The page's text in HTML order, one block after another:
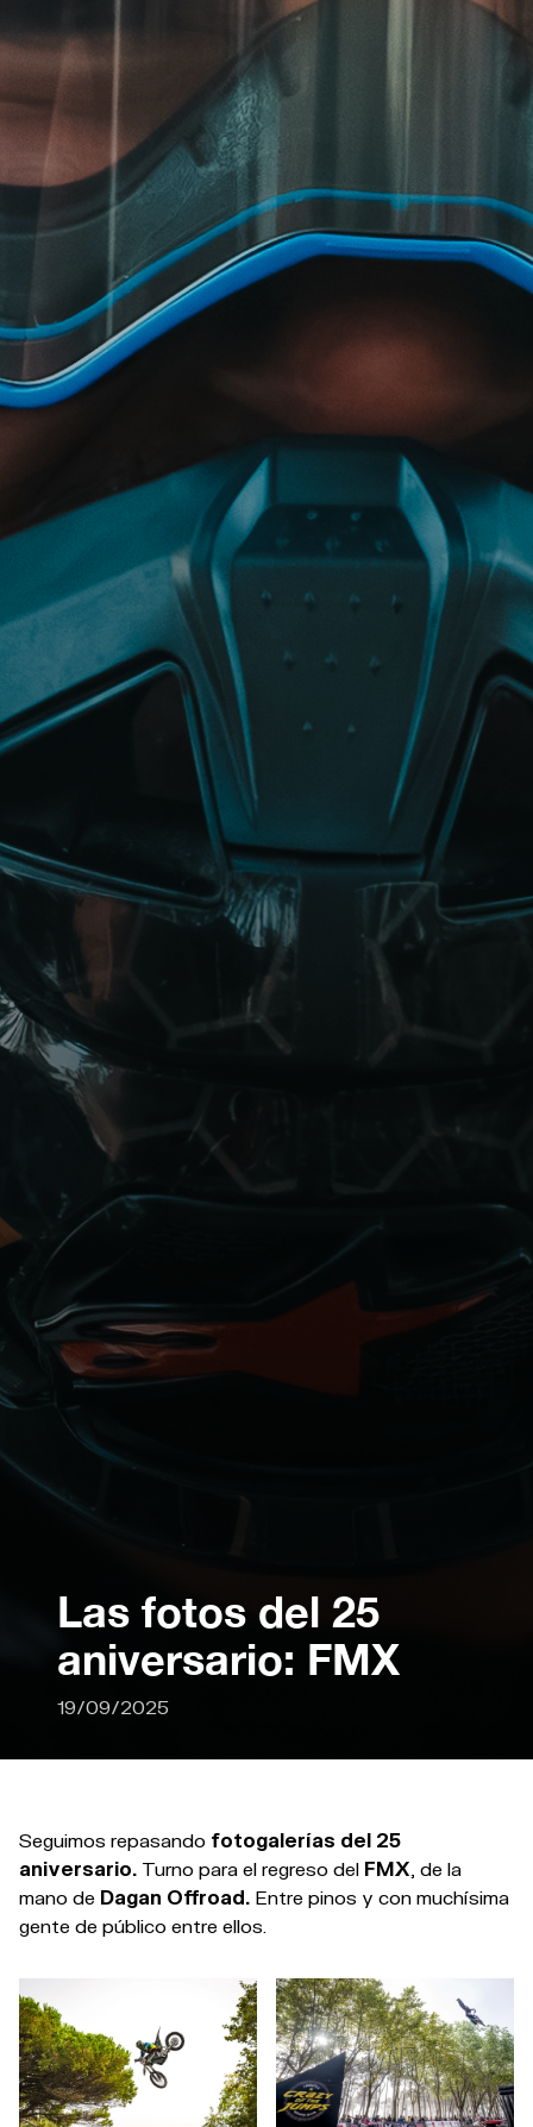
Las fotos del 25
aniversario: FMX
19/09/2025
Seguimos repasando fotogalerías del 25
aniversario. Turno para el regreso del FMX , de la
mano de Dagan Offroad. Entre pinos y con muchísima
gente de público entre ellos.